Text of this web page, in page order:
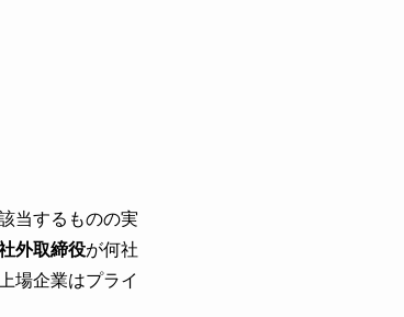
当するものの実
外取締役が何社
場企業はプライ